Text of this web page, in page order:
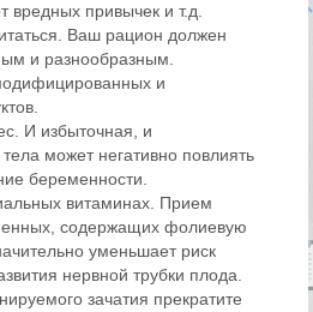
вредных привычек и т.д.
Ваш рацион должен
и разнообразным.
и
И избыточная, и
может негативно повлиять
беременности.
витаминах. Прием
содержащих фолиевую
уменьшает риск
нервной трубки плода.
зачатия прекратите